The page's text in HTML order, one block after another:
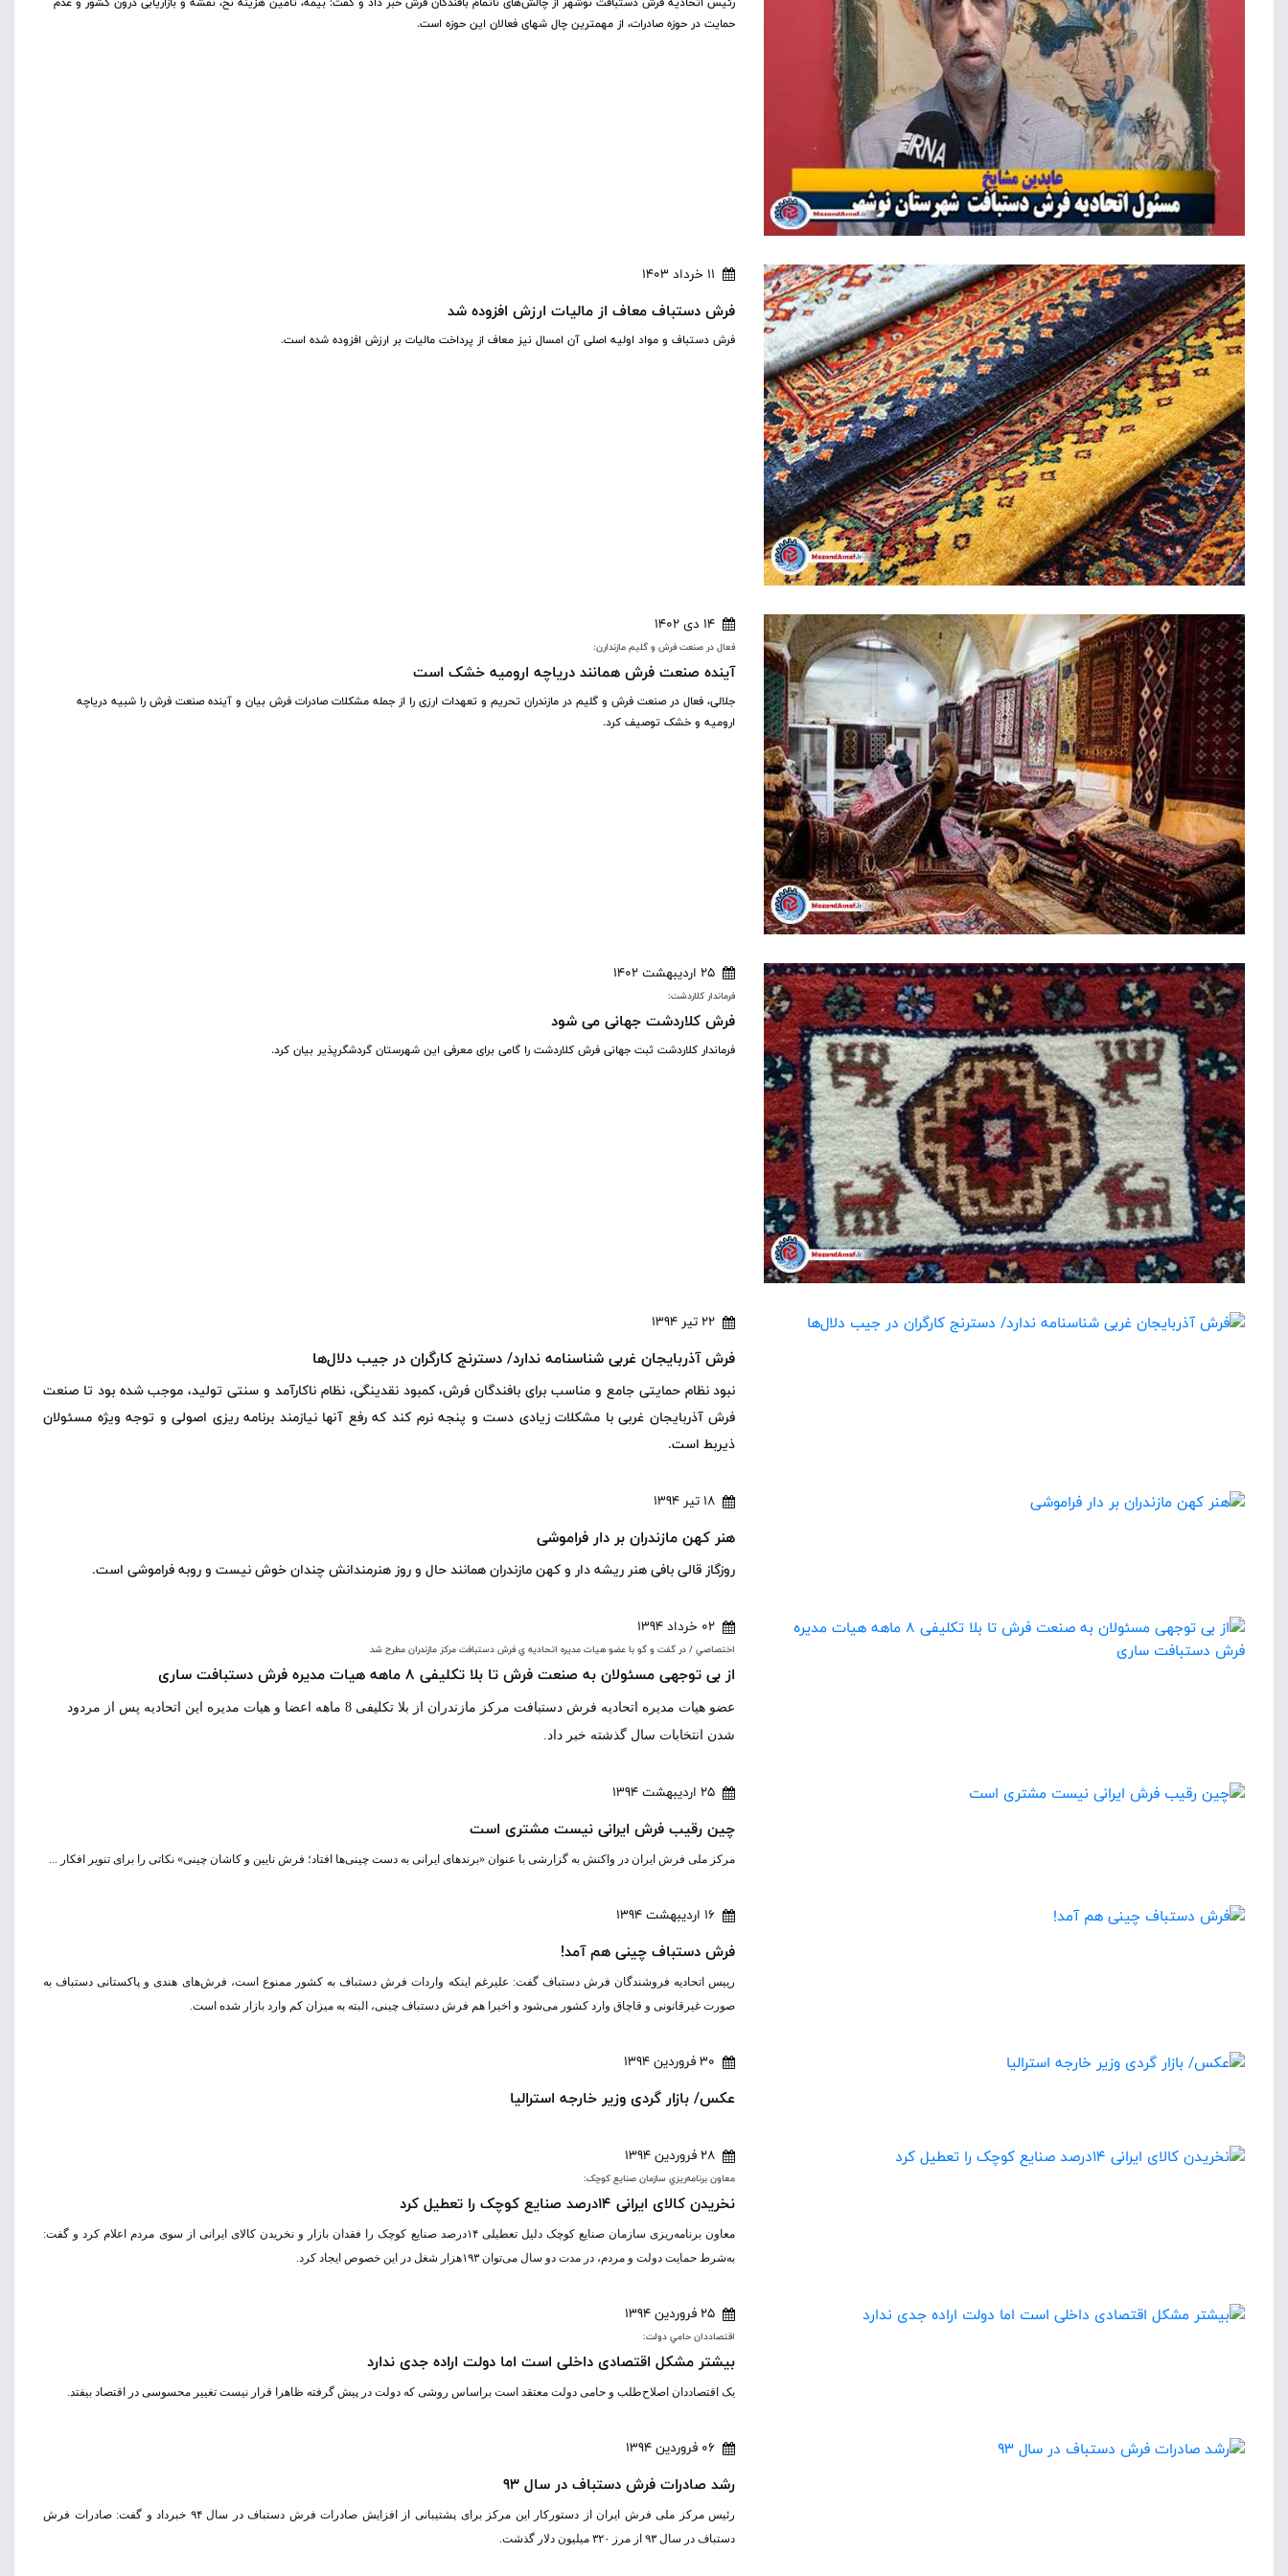
حمایت در حوزه صادرات، از مهمترین چال شهای فعالان این حوزه است.
11 خرداد 1403
فرش دستباف معاف از مالیات ارزش افزوده شد
فرش دستباف و مواد اولیه اصلی آن امسال نیز معاف از پرداخت مالیات بر ارزش افزوده شده است.
14 دی 1402
فعال در صنعت فرش و گلیم مازندارن:
آینده صنعت فرش همانند دریاچه ارومیه خشک است
جلالی، فعال در صنعت فرش و گلیم در مازندران تحریم و تعهدات ارزی را از جمله مشکلات صادرات فرش بیان و آینده صنعت فرش را شبیه دریاچه
ارومیه و خشک توصیف کرد.
25 اردیبهشت 1402
فرماندار کلاردشت:
فرش کلاردشت جهانی می شود
فرماندار کلاردشت ثبت جهانی فرش کلاردشت را گامی برای معرفی این شهرستان گردشگرپذیر بیان کرد.
22 تیر 1394
فرش آذربایجان غربی شناسنامه ندارد/ دسترنج کارگران در جیب دلال‌ها
نبود نظام حمایتی جامع و مناسب برای بافندگان فرش، کمبود نقدینگی، نظام ناکارآمد و سنتی تولید، موجب شده بود تا صنعت
فرش آذربایجان غربی با مشکلات زیادی دست و پنجه نرم کند که رفع آنها نیازمند برنامه ریزی اصولی و توجه ویژه مسئولان
ذیربط است.
18 تیر 1394
هنر کهن مازندران بر دار فراموشی
روزگاز قالی بافی هنر ریشه دار و کهن مازندران همانند حال و روز هنرمندانش چندان خوش نیست و روبه فراموشی است.
02 خرداد 1394
اختصاصي / در گفت و گو با عضو هيات مديره اتحاديه ي فرش دستبافت مرکز مازندران مطرح شد
از بی توجهی مسئولان به صنعت فرش تا بلا تکلیفی 8 ماهه هیات مدیره فرش دستبافت ساری
عضو هیات مدیره اتحادیه فرش دستبافت مرکز مازندران از بلا تکلیفی 8 ماهه اعضا و هیات مدیره این اتحادیه پس از مردود
شدن انتخابات سال گذشته خبر داد.
25 اردیبهشت 1394
چین رقیب فرش ایرانی نیست مشتری است
مرکز ملی فرش ایران در واکنش به گزارشی با عنوان «برندهای ایرانی به دست چینی‌ها افتاد؛ فرش نایین و کاشان چینی» نکاتی را برای تنویر افکار ...
16 اردیبهشت 1394
فرش‌ دستباف چینی هم آمد!
رییس اتحادیه فروشندگان فرش دستباف گفت: علیرغم اینکه واردات فرش‌ دستباف به کشور ممنوع است، فرش‌های هندی و پاکستانی دستباف به
صورت غیرقانونی و قاچاق وارد کشور می‌شود و اخیرا هم فرش دستباف چینی، البته به میزان کم وارد بازار شده است.
30 فروردین 1394
عکس/ بازار گردی وزیر خارجه استرالیا
28 فروردین 1394
معاون برنامه‌ريزي سازمان صنايع کوچک:
نخریدن کالای ایرانی ۱۴درصد صنایع کوچک را تعطیل کرد
معاون برنامه‌ریزی سازمان صنایع کوچک دلیل تعطیلی ۱۴درصد صنایع کوچک را فقدان بازار و نخریدن کالای ایرانی از سوی مردم اعلام کرد و گفت:
به‌شرط حمایت دولت و مردم، در مدت دو سال می‌توان ۱۹۳هزار شغل در این خصوص ایجاد کرد.
25 فروردین 1394
اقتصاددان حامي دولت:
بیشتر مشکل اقتصادی داخلی است اما دولت اراده جدی ندارد
یک اقتصاددان اصلاح‌طلب و حامی دولت معتقد است براساس روشی که دولت در پیش گرفته ظاهرا قرار نیست تغییر محسوسی در اقتصاد بیفتد.
06 فروردین 1394
رشد صادرات فرش دستباف در سال ۹۳
رئیس مرکز ملی فرش ایران از دستورکار این مرکز برای پشتیبانی از افزایش صادرات فرش دستباف در سال ۹۴ خبرداد و گفت: صادرات فرش
دستباف در سال ۹۳ از مرز ۳۲۰ میلیون دلار گذشت.